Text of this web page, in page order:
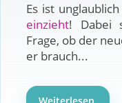
Es ist
einzieht! Dabei
Frage, ob der
er brauch...